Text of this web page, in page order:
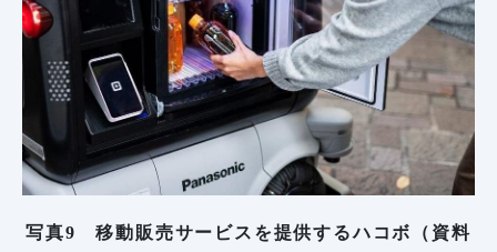
写真9 移動販売サービスを提供するハコボ（資料